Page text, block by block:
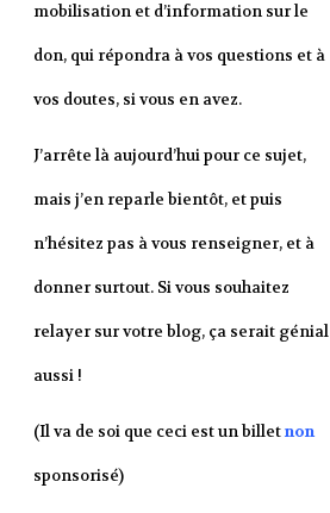
mobilisation et d’information sur le
don, qui répondra à vos questions et à
vos doutes, si vous en avez.
J’arrête là aujourd’hui pour ce sujet,
mais j’en reparle bientôt, et puis
n’hésitez pas à vous renseigner, et à
donner surtout. Si vous souhaitez
relayer sur votre blog, ça serait génial
aussi !
(Il va de soi que ceci est un billetnon
sponsorisé)